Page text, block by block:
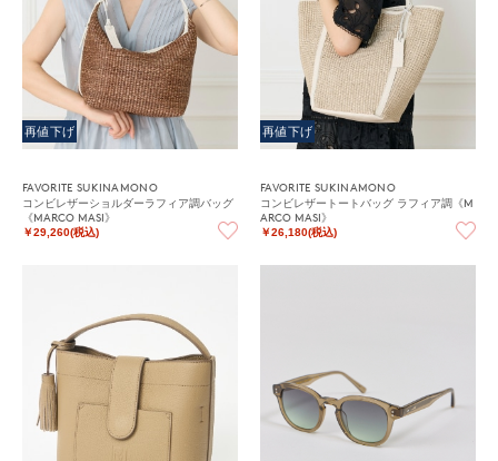
再値下げ
FAVORITE SUKINAMONO
コンビレザーショルダーラフィア調バッグ
《MARCO MASI》
￥29,260(税込)
再値下げ
FAVORITE SUKINAMONO
コンビレザートートバッグ ラフィア調《M
ARCO MASI》
￥26,180(税込)